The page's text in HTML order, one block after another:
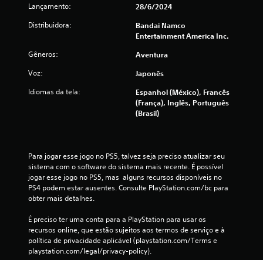
e
Lançamento: 28/6/2024
Distribuidora:
Bandai Namco
Entertainment America Inc.
Gêneros: Aventura
Voz: Japonês
Idiomas da tela:
Espanhol (México), Francês
(França), Inglês, Português
(Brasil)
Para jogar esse jogo no PS5, talvez seja preciso atualizar seu
sistema com o software do sistema mais recente. É possível
jogar esse jogo no PS5, mas  alguns recursos disponíveis no
PS4 podem estar ausentes. Consulte PlayStation.com/bc para
obter mais detalhes.
É preciso ter uma conta para a PlayStation para usar os
recursos online, que estão sujeitos aos termos de serviço e à
política de privacidade aplicável (playstation.com/Terms e
playstation.com/legal/privacy-policy).